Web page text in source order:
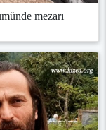
mezarı